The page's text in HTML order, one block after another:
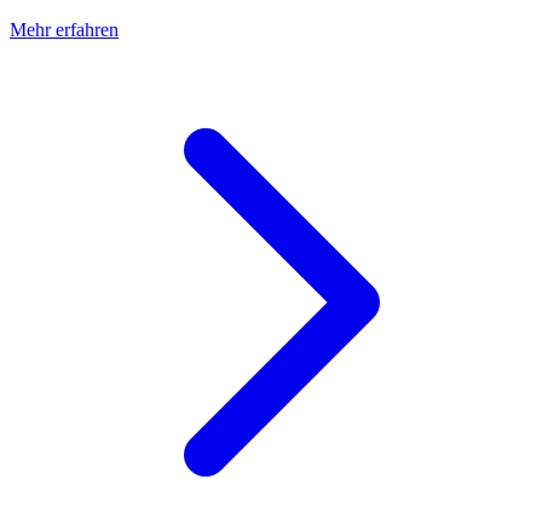
Mehr erfahren